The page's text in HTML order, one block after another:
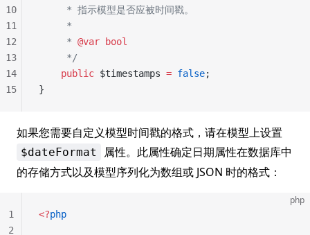
     * 指示模型是否应被时间戳。
     *
     *
@var bool
     */
    public
$timestamps = false;
}
10
11
12
13
14
15
如果您需要自定义模型时间戳的格式，请在模型上设置
$dateFormat
属性。此属性确定日期属性在数据库中
的存储方式以及模型序列化为数组或 JSON 时的格式：
php
<?php
1
2